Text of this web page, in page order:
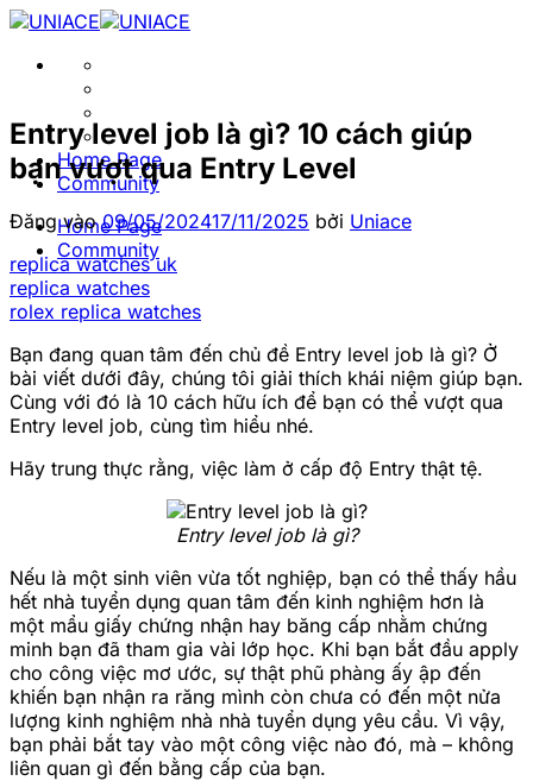
Bỏ
Home Page
Community
Home Page
Community
Entry level job là gì? 10 cách giúp
bạn vượt qua Entry Level
Đăng vào09/05/202417/11/2025 bởi Uniace
replica watches uk
replica watches
rolex replica watches
Bạn đang quan tâm đến chủ đề Entry level job là gì? Ở
bài viết dưới đây, chúng tôi giải thích khái niệm giúp bạn.
Cùng với đó là 10 cách hữu ích để bạn có thể vượt qua
Entry level job, cùng tìm hiểu nhé.
Hãy trung thực rằng, việc làm ở cấp độ Entry thật tệ.
Entry level job là gì?
Nếu là một sinh viên vừa tốt nghiệp, bạn có thể thấy hầu
hết nhà tuyển dụng quan tâm đến kinh nghiệm hơn là
một mẩu giấy chứng nhận hay băng cấp nhằm chứng
minh bạn đã tham gia vài lớp học. Khi bạn bắt đầu apply
cho công việc mơ ước, sự thật phũ phàng ấy ập đến
khiến bạn nhận ra răng mình còn chưa có đến một nửa
lượng kinh nghiệm nhà nhà tuyển dụng yêu cầu. Vì vậy,
bạn phải bắt tay vào một công việc nào đó, mà – không
liên quan gì đến bằng cấp của bạn.